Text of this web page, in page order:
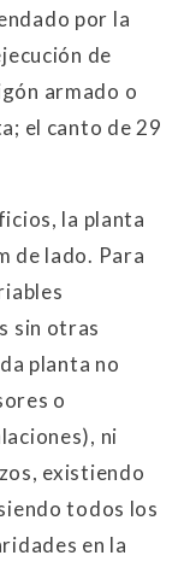
por la
de
armado o
el canto de 29
la planta
de lado. Para
sin otras
planta no
o
ni
existiendo
todos los
en la